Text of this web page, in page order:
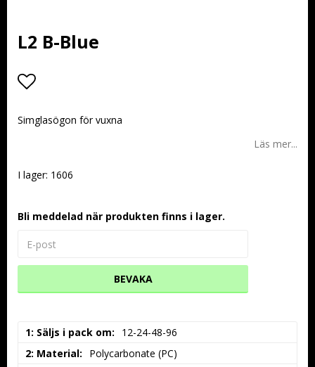
L2 B-Blue
Lägg till i favoritlistan
Simglasögon för vuxna
Läs mer...
I lager: 1606
Bli meddelad när produkten finns i lager.
BEVAKA
1: Säljs i pack om
12-24-48-96
2: Material
Polycarbonate (PC)